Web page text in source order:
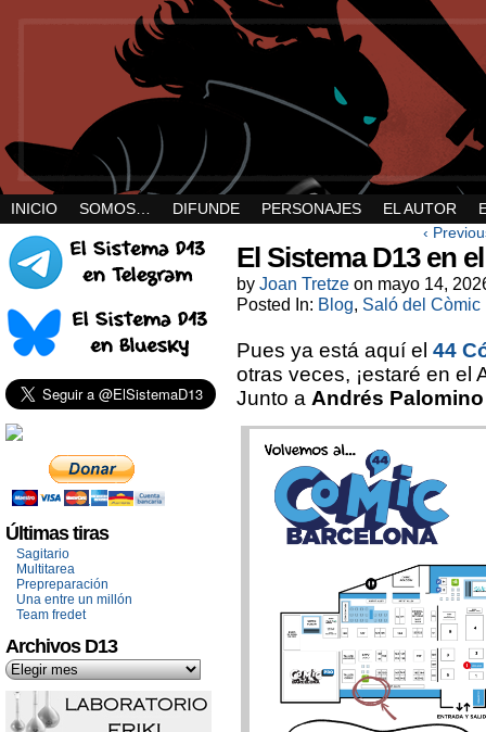
INICIO SOMOS… DIFUNDE PERSONAJES EL AUTOR
Últimas tiras
Sagitario
Multitarea
Prepreparación
Una entre un millón
Team fredet
Archivos D13
‹
El Sistema D13 en
by Joan Tretze on mayo 14,
Posted In: Blog, Saló del Còmic
Pues ya está aquí el 44
otras veces, ¡estaré en el
Junto a Andrés Palomino